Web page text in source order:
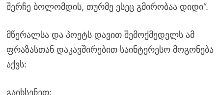
შერჩე ბოლომდის, თურმე ესეც გმირობაა დიდი“.
მწერალსა და პოეტს დავით შემოქმედელს ამ
ფრაზასთან დაკავშირებით საინტერესო მოგონება
აქვს:
გაიხსენეთ: